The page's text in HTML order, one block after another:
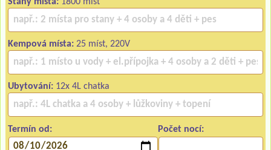
Stany místa: 1800 míst
Kempová místa: 25 míst, 220V
Ubytování: 12x 4L chatka
Termín od: Počet nocí: